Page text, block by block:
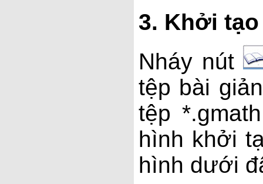
3. Khởi
Nháy nút
tệp bài
tệp
hình khởi
hình dưới